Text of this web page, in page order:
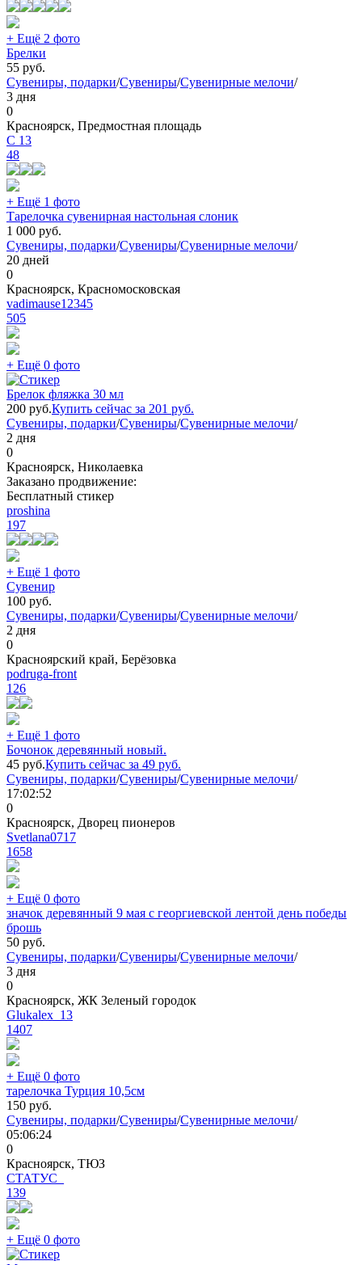
+ Ещё 2 фото
Брелки
55 руб.
Сувениры, подарки/Сувениры/Сувенирные мелочи/
3 дня
0
Красноярск, Предмостная площадь
С 13
48
+ Ещё 1 фото
Тарелочка сувенирная настольная слоник
1 000 руб.
Сувениры, подарки/Сувениры/Сувенирные мелочи/
20 дней
0
Красноярск, Красномосковская
vadimause12345
505
+ Ещё 0 фото
Брелок фляжка 30 мл
200 руб.Купить сейчас за 201 руб.
Сувениры, подарки/Сувениры/Сувенирные мелочи/
2 дня
0
Красноярск, Николаевка
Заказано продвижение:
Бесплатный стикер
proshina
197
+ Ещё 1 фото
Сувенир
100 руб.
Сувениры, подарки/Сувениры/Сувенирные мелочи/
2 дня
0
Красноярский край, Берёзовка
podruga-front
126
+ Ещё 1 фото
Бочонок деревянный новый.
45 руб.Купить сейчас за 49 руб.
Сувениры, подарки/Сувениры/Сувенирные мелочи/
17:02:52
0
Красноярск, Дворец пионеров
Svetlana0717
1658
+ Ещё 0 фото
значок деревянный 9 мая с георгиевской лентой день победы
брошь
50 руб.
Сувениры, подарки/Сувениры/Сувенирные мелочи/
3 дня
0
Красноярск, ЖК Зеленый городок
Glukalex_13
1407
+ Ещё 0 фото
тарелочка Турция 10,5см
150 руб.
Сувениры, подарки/Сувениры/Сувенирные мелочи/
05:06:24
0
Красноярск, ТЮЗ
СТАТУС_
139
+ Ещё 0 фото